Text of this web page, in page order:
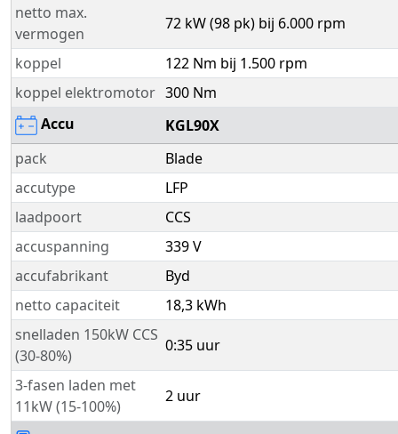
netto max.
vermogen
72 kW (98 pk) bij 6.000 rpm
koppel
122 Nm bij 1.500 rpm
koppel elektromotor 300 Nm
Accu
KGL90X
pack
Blade
accutype
LFP
laadpoort
CCS
accuspanning
339 V
accufabrikant
Byd
netto capaciteit
18,3 kWh
snelladen 150kW CCS
(30-80%)
0:35 uur
3-fasen laden met
11kW (15-100%)
2 uur